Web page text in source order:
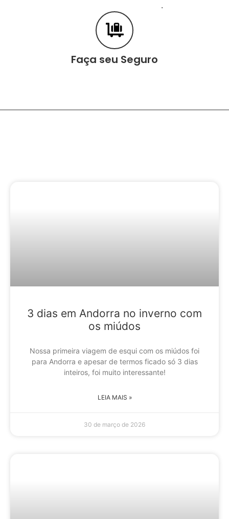
.
Faça seu Seguro
3 dias em Andorra no inverno com
os miúdos
Nossa primeira viagem de esqui com os miúdos foi
para Andorra e apesar de termos ficado só 3 dias
inteiros, foi muito interessante!
LEIA MAIS »
30 de março de 2026